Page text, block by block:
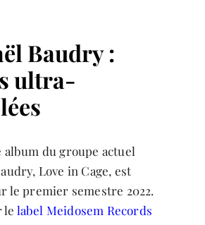
Baudry :
ultra-
du groupe actuel
Love in Cage, est
le premier semestre 2022.
le label Meidosem Records